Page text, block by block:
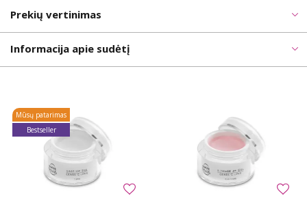
Prekių vertinimas
Informacija apie sudėtį
Mūsų patarimas
Bestseller